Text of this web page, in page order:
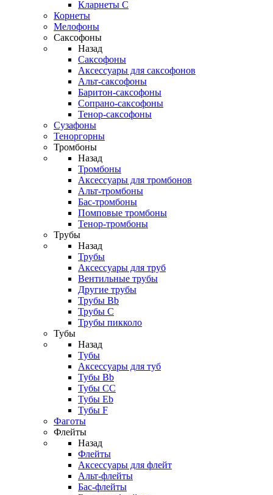
Кларнеты С
Корнеты
Мелофоны
Саксофоны
Назад
Саксофоны
Аксессуары для саксофонов
Альт-саксофоны
Баритон-саксофоны
Сопрано-саксофоны
Тенор-саксофоны
Сузафоны
Теноргорны
Тромбоны
Назад
Тромбоны
Аксессуары для тромбонов
Альт-тромбоны
Бас-тромбоны
Помповые тромбоны
Тенор-тромбоны
Трубы
Назад
Трубы
Аксессуары для труб
Вентильные трубы
Другие трубы
Трубы Bb
Трубы C
Трубы пикколо
Тубы
Назад
Тубы
Аксессуары для туб
Тубы Bb
Тубы CC
Тубы Eb
Тубы F
Фаготы
Флейты
Назад
Флейты
Аксессуары для флейт
Альт-флейты
Бас-флейты